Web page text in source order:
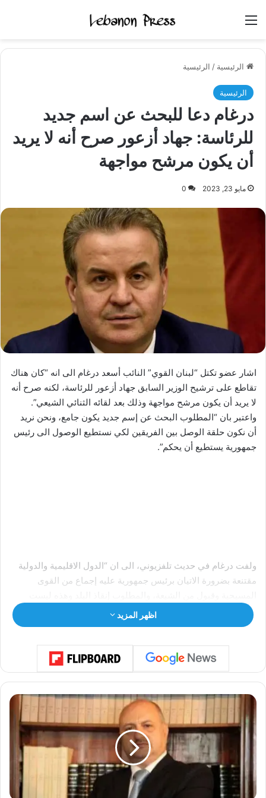
الرئيسية / الرئيسية
الرئيسية
درغام دعا للبحث عن اسم جديد
للرئاسة: جهاد أزعور صرح أنه لا يريد
أن يكون مرشح مواجهة
مايو 23, 2023 0
اشار عضو تكتل “لبنان القوي” النائب أسعد درغام الى انه “كان هناك
تقاطع على ترشيح الوزير السابق جهاد أزعور للرئاسة، لكنه صرح أنه
لا يريد أن يكون مرشح مواجهة وذلك بعد لقائه الثنائي الشيعي”.
واعتبر بان “المطلوب البحث عن إسم جديد يكون جامع، ونحن نريد
أن نكون حلقة الوصل بين الفريقين لكي نستطيع الوصول الى رئيس
جمهورية يستطيع أن يحكم”.
ولفت درغام في حديث تلفزيوني، الى ان “الدول الاقليمية والدولية
مقتنعة بضرورة الاتيان برئيس جمهورية عليه إجماع من القوى
إنتخابات نقابية، بل انتخابات رئاسية لبلد منهار يلفظ أنفاسه الأخيرة”.
وشدد على ان “المطلوب الواقعية السياسية بعيدا عن الشعبوية،
وعندها كما قال النائب جبران باسيل الاسم يصبح تفصيل”.
اظهر المزيد
ز
خ
و
ر
ج
م